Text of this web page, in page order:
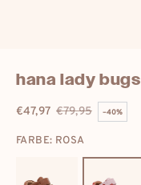
hana lady bugs
€47,97 €79,95 –40%
FARBE: ROSA